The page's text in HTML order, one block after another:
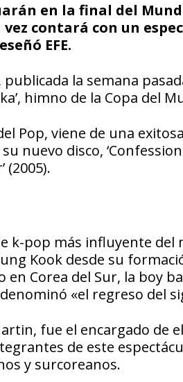
en la final del
contará con un
EFE.
publicada la semana
himno de la Copa del
Pop, viene de una
nuevo disco,
(2005).
k-pop más influyente
Kook desde su
Corea del Sur, la boy
«el regreso del
fue el encargado de
de este
y surcoreanos.